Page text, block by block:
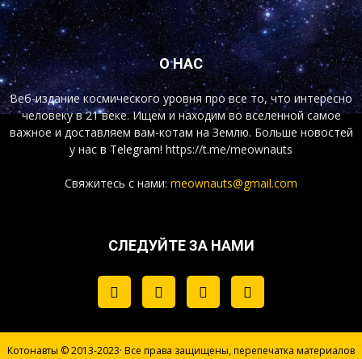
О НАС
Веб-издание космического уровня про все то, что интересно
человеку в 21 веке. Ищем и находим во вселенной самое
важное и доставляем вам-котам на Землю. Больше новостей
у нас в Telegram! https://t.me/meownauts
Свяжитесь с нами: meownauts@gmail.com
СЛЕДУЙТЕ ЗА НАМИ
Котонавты © 2013-2023· Все права защищены, перепечатка материалов